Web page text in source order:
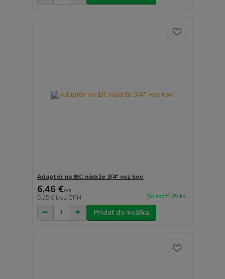
Adaptér na IBC nádrže 3/4" voz kov.
6,46 €/ks
5,25 € bez DPH Skladom 99 ks
Pridať do košíka